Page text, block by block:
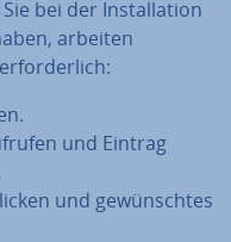
bei der In­stal­la­ti­on
arbeiten
und Eintrag
und ge­wünsch­tes